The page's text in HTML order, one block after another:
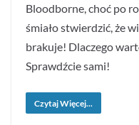
Bloodborne, choć po
śmiało stwierdzić, że
brakuje! Dlaczego
Sprawdźcie sami!
Czytaj Więcej...